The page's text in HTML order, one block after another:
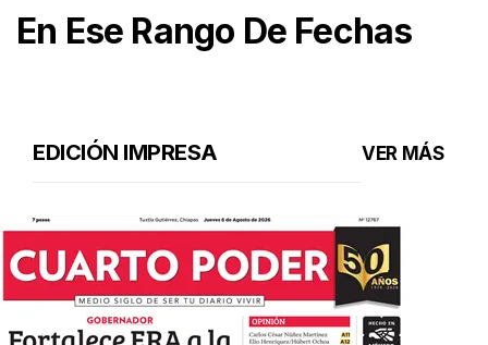
En Ese Rango De Fechas
EDICIÓN IMPRESA VER MÁS